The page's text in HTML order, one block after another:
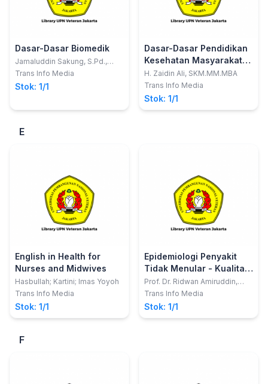
Dasar-Dasar Biomedik
Jamaluddin Sakung, S.Pd.,
M.Kes
Trans Info Media
Stok: 1/1
Dasar-Dasar Pendidikan
Kesehatan Masyarakat
dan Promosi Kesehatan
H. Zaidin Ali, SKM.MM.MBA
Trans Info Media
Stok: 1/1
E
English in Health for
Nurses and Midwives
Hasbullah; Kartini; Imas Yoyoh
Trans Info Media
Stok: 1/1
Epidemiologi Penyakit
Tidak Menular - Kualitas
Keperawatan dan
Kualitas Hidup Penderita
Diabetes Melitus (Quality
of Care and Life
Prof. Dr. Ridwan Amiruddin,
SKM., M.Kes., M.Sc.PH.
Trans Info Media
Stok: 1/1
F